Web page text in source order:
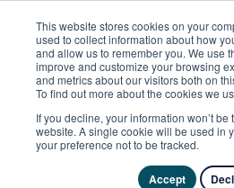
This website stores cookies on your
used to collect information about how
and allow us to remember you. We use
improve and customize your browsing
and metrics about our visitors both on
To find out more about the cookies we
If you decline, your information won’t
website. A single cookie will be used in
your preference not to be tracked.
Accept